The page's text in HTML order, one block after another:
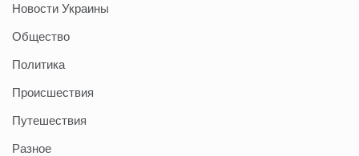
Новости Украины
Общество
Политика
Происшествия
Путешествия
Разное